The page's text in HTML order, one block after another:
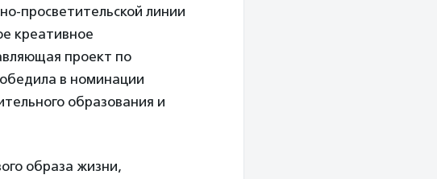
просветительской линии
креативное
проект по
в номинации
образования и
образа жизни,